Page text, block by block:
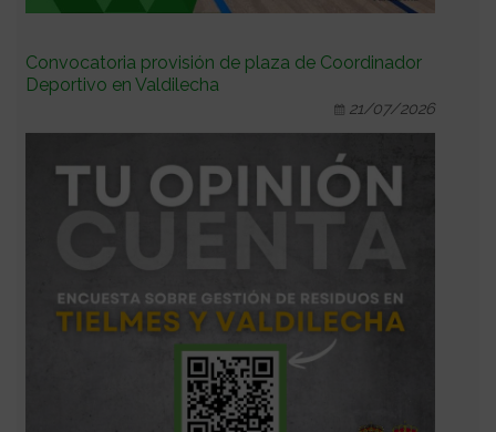
Convocatoria provisión de plaza de Coordinador
Deportivo en Valdilecha
21/07/2026